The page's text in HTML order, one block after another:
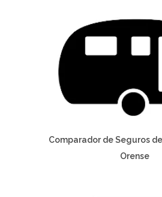
Comparador de Seguros
Orense